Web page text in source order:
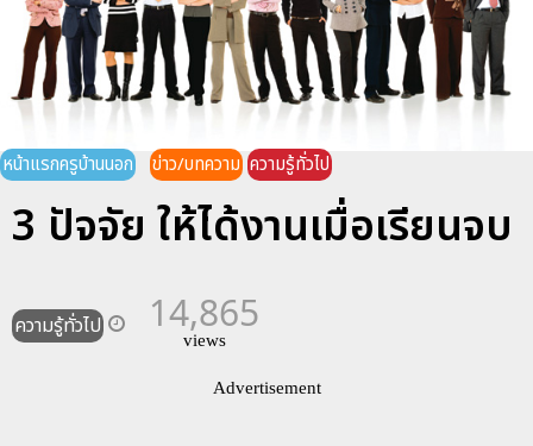
หน้าแรกครูบ้านนอก ข่าว/บทความ ความรู้ทั่วไป
3 ปัจจัย ให้ได้งานเมื่อเรียนจบ
ความรู้ทั่วไป 14,865
views
Advertisement